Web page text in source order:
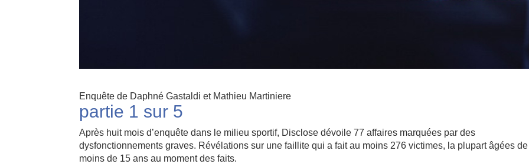
Enquête de Daphné Gastaldi et Mathieu Martiniere
partie 1 sur 5
Après huit mois d’enquête dans le milieu sportif, Disclose dévoile 77 affaires marquées par des
dysfonctionnements graves. Révélations sur une faillite qui a fait au moins 276 victimes, la plupart âgées de
moins de 15 ans au moment des faits.